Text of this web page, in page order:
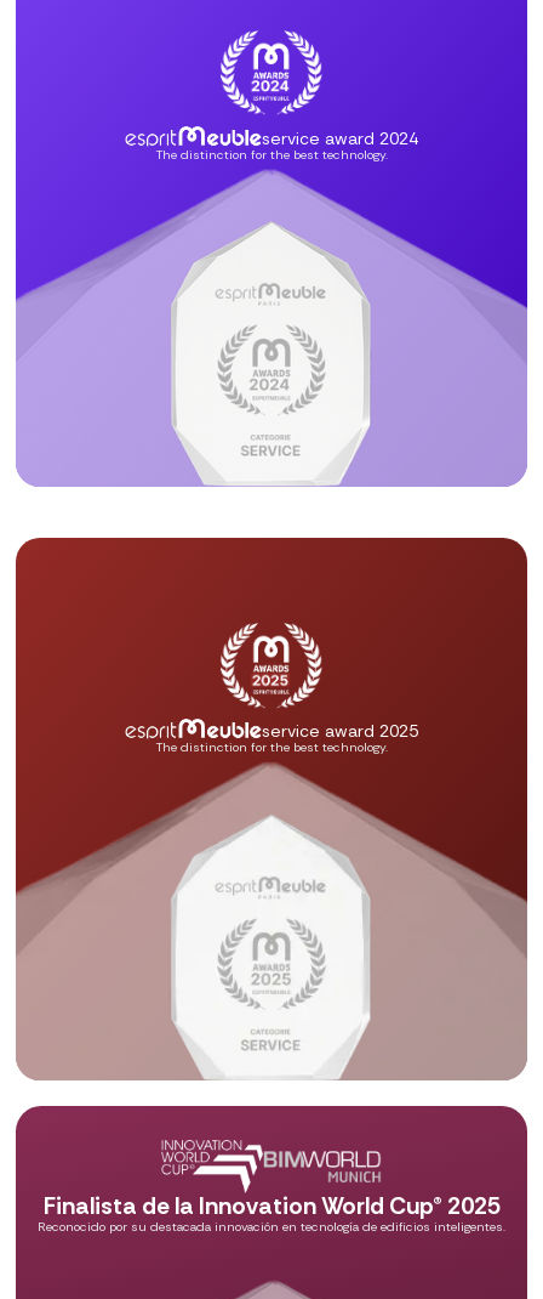
service award 2024
The distinction for the best technology.
service award 2025
The distinction for the best technology.
Finalista de la Innovation World Cup® 2025
Reconocido por su destacada innovación en tecnología de edificios inteligentes.